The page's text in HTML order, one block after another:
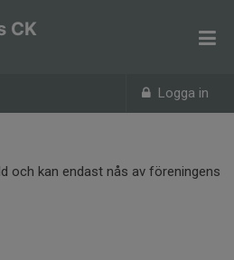
Logga in
CK
och kan endast nås av föreningens